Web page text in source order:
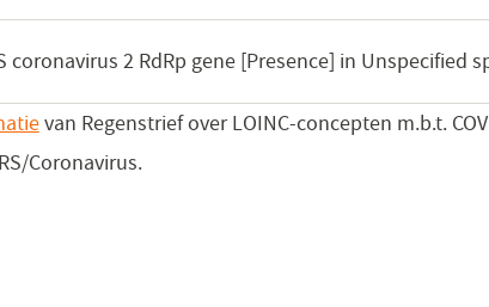
coronavirus 2 RdRp gene [Presence] in Unspecified
(opent
in
van Regenstrief over LOINC-concepten m.b.t.
Coronavirus.